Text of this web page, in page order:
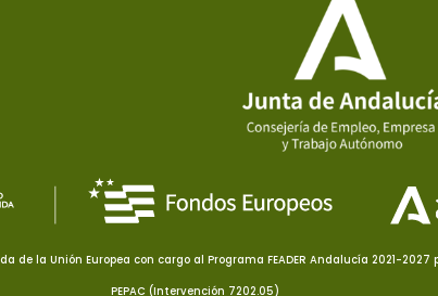
la Unión Europea con cargo al Programa FEADER Andalucía 2021-
PEPAC (Intervención 7202.05)